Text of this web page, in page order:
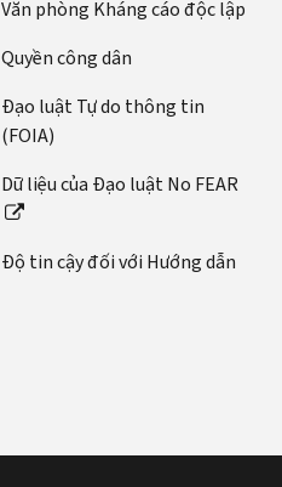
Văn phòng Kháng cáo độc lập
Quyền công dân
Đạo luật Tự do thông tin
(FOIA)
Dữ liệu của Đạo luật No FEAR
Độ tin cậy đối với Hướng dẫn